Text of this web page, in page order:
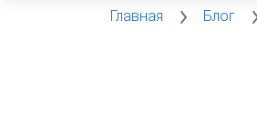
Главная Блог